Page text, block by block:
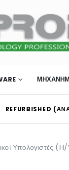
REFURBISHED
Υπολογιστές